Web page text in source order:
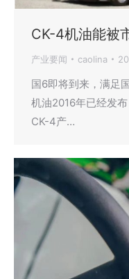
CK-4机油能被
产业要闻 caolina
国6即将到来，满足
机油2016年已经发
CK-4产…